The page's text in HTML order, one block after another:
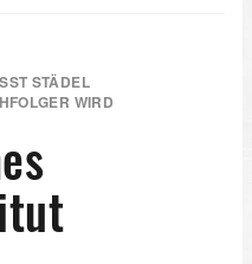
STÄDEL
WIRD